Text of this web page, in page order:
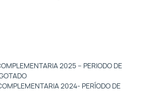
2025 – PERIODO DE
2024- PERÍODO DE